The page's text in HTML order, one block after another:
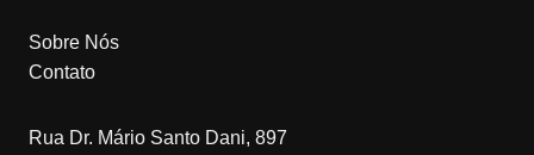
Sobre Nós
Contato
Rua Dr. Mário Santo Dani, 897